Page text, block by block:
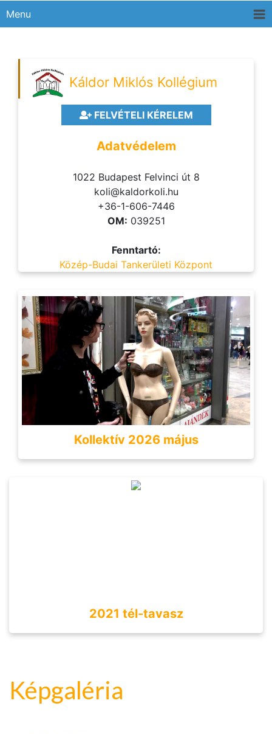
Menu
Káldor Miklós Kollégium
FELVÉTELI KÉRELEM
Adatvédelem
1022 Budapest Felvinci út 8
koli@kaldorkoli.hu
+36-1-606-7446
OM: 039251
Fenntartó:
Közép-Budai Tankerületi Központ
Kollektív 2026 május
2021 tél-tavasz
Képgaléria